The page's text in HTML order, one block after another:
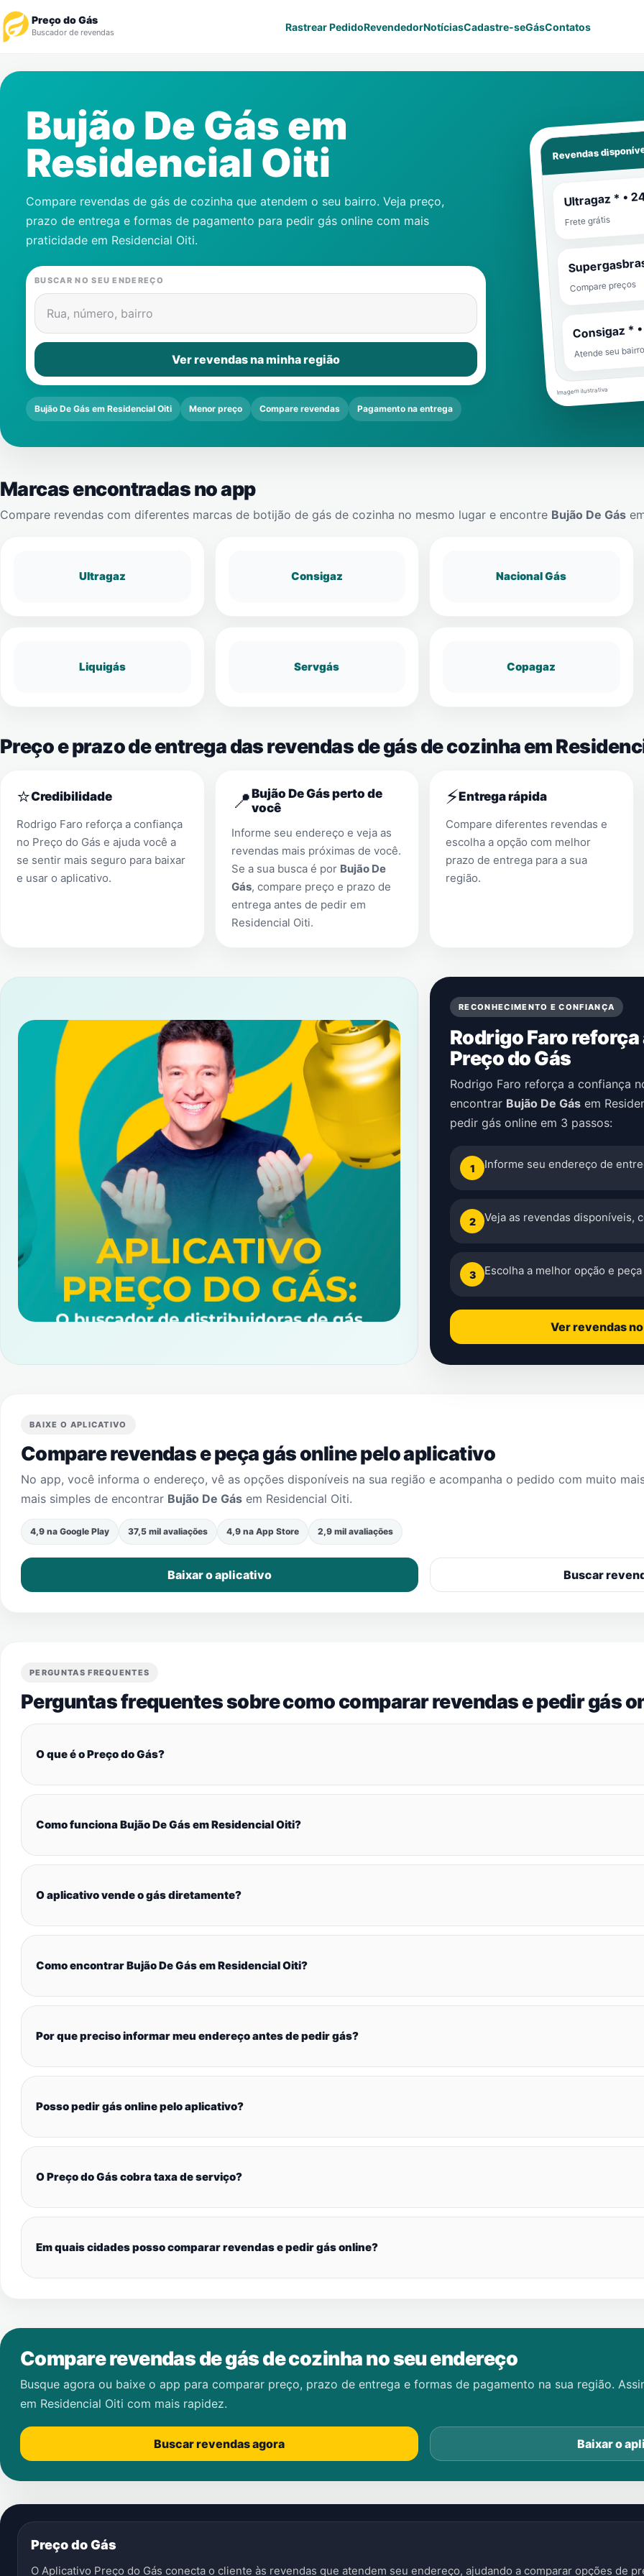
Preço do Gás
Buscador de revendas Rastrear PedidoRevendedorNotíciasCadastre-seGásContatos
Revendedor
Notícias
Gás
Contatos
Bujão De Gás em
Residencial Oiti
Compare revendas de gás de cozinha que atendem o seu bairro. Veja preço,
prazo de entrega e formas de pagamento para pedir gás online com mais
praticidade em Residencial Oiti.
BUSCAR NO SEU ENDEREÇO
Rua, número, bairro
Ver revendas na minha região
Bujão De Gás em Residencial Oiti Menor preço Compare revendas Pagamento na entrega
Revendas
Ultragaz * •
Frete grátis
Compare preços
Consigaz *
Atende seu
Imagem ilustrativa
Marcas encontradas no app
Compare revendas com diferentes marcas de botijão de gás de cozinha no mesmo lugar e encontre Bujão De Gás
Ultragaz Consigaz Nacional Gás
Liquigás Servgás Copagaz
Preço e prazo de entrega das revendas de gás de cozinha em
⭐Credibilidade
Rodrigo Faro reforça a confiança
no Preço do Gás e ajuda você a
se sentir mais seguro para baixar
e usar o aplicativo.
📍Bujão De Gás perto de
você
Informe seu endereço e veja as
revendas mais próximas de você.
Se a sua busca é por Bujão De
Gás, compare preço e prazo de
entrega antes de pedir em
Residencial Oiti.
⚡Entrega rápida
Compare diferentes revendas e
escolha a opção com melhor
prazo de entrega para a sua
região.
RECONHECIMENTO E CONFIANÇA
Rodrigo Faro
Preço do Gás
Rodrigo Faro reforça a confiança
encontrar Bujão De Gás em
pedir gás online em 3 passos:
1 Informe seu endereço de
2 Veja as revendas disponíveis,
3 Escolha a melhor opção e
Ver revendas
BAIXE O APLICATIVO
Compare revendas e peça gás online pelo aplicativo
No app, você informa o endereço, vê as opções disponíveis na sua região e acompanha o pedido com muito
mais simples de encontrar Bujão De Gás em Residencial Oiti.
4,9 na Google Play 37,5 mil avaliações 4,9 na App Store 2,9 mil avaliações
Baixar o aplicativo Buscar
PERGUNTAS FREQUENTES
Perguntas frequentes sobre como comparar revendas e pedir gás
O que é o Preço do Gás?
Como funciona Bujão De Gás em Residencial Oiti?
O aplicativo vende o gás diretamente?
Como encontrar Bujão De Gás em Residencial Oiti?
Por que preciso informar meu endereço antes de pedir gás?
Posso pedir gás online pelo aplicativo?
O Preço do Gás cobra taxa de serviço?
Em quais cidades posso comparar revendas e pedir gás online?
Compare revendas de gás de cozinha no seu endereço
Busque agora ou baixe o app para comparar preço, prazo de entrega e formas de pagamento na sua região.
em Residencial Oiti com mais rapidez.
Buscar revendas agora Baixar o
Preço do Gás
O Aplicativo Preço do Gás conecta o cliente às revendas que atendem seu endereço, ajudando a comparar opções de